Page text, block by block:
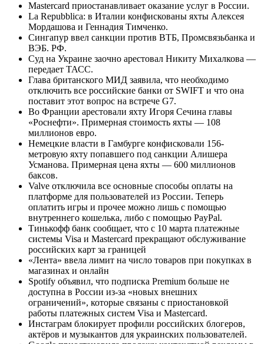
Mastercard приостанавливает оказание услуг в России.
La Repubblica: в Италии конфискованы яхты Алексея
Мордашова и Геннадия Тимченко.
Сингапур ввел санкции против ВТБ, Промсвязьбанка и
ВЭБ. РФ.
Суд на Украине заочно арестовал Никиту Михалкова —
передает ТАСС.
Глава британского МИД заявила, что необходимо
отключить все российские банки от SWIFT и что она
поставит этот вопрос на встрече G7.
Во Франции арестовали яхту Игоря Сечина главы
«Роснефти». Примерная стоимость яхты — 108
миллионов евро.
Немецкие власти в Гамбурге конфисковали 156-
метровую яхту попавшего под санкции Алишера
Усманова. Примерная цена яхты — 600 миллионов
баксов.
Valve отключила все основные способы оплаты на
платформе для пользователей из России. Теперь
оплатить игры и прочее можно лишь с помощью
внутреннего кошелька, либо с помощью PayPal.
Тинькофф банк сообщает, что с 10 марта платежные
системы Visa и Mastercard прекращают обслуживание
российских карт за границей
«Лента» ввела лимит на число товаров при покупках в
магазинах и онлайн
Spotify объявил, что подписка Premium больше не
доступна в России из-за «новых внешних
ограничений», которые связаны с приостановкой
работы платежных систем Visa и Mastercard.
Инстаграм блокирует профили российских блогеров,
актёров и музыкантов для украинских пользователей.